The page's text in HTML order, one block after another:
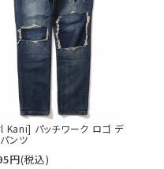
Kani] パッチワーク ロゴ デ
ンツ
円(税込)